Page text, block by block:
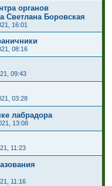
органов
Светлана Боровская
16:01
08:16
09:43
03:28
лабрадора
13:08
11:23
11:16